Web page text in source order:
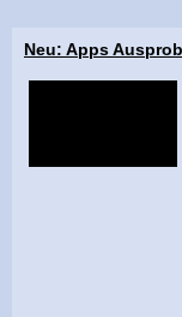
Neu: Apps